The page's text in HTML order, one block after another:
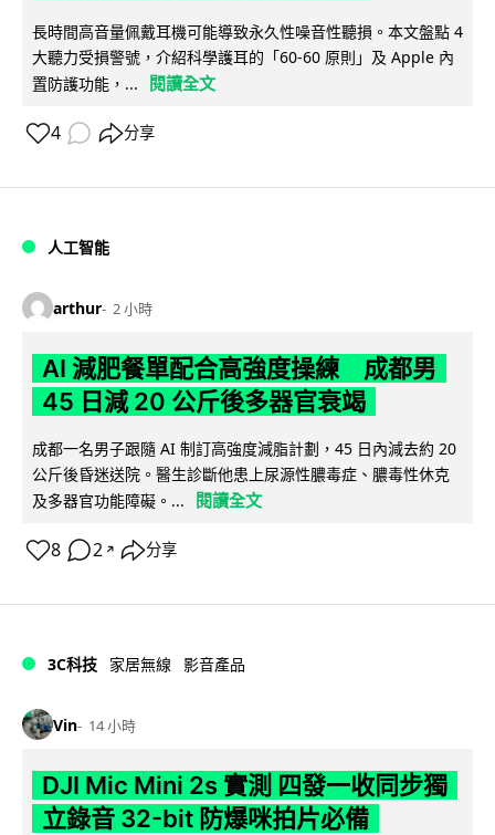
長時間高音量佩戴耳機可能導致永久性噪音性聽損。本文盤點 4
大聽力受損警號，介紹科學護耳的「60-60 原則」及 Apple 內
置防護功能，...
閱讀全文
4 分享
人工智能
arthur 2 小時
AI 減肥餐單配合高強度操練 成都男
45 日減 20 公斤後多器官衰竭
成都一名男子跟隨 AI 制訂高強度減脂計劃，45 日內減去約 20
公斤後昏迷送院。醫生診斷他患上尿源性膿毒症、膿毒性休克
及多器官功能障礙。...
閱讀全文
8 2 ↗ 分享
3C科技 家居無線 影音產品
Vin 14 小時
DJI Mic Mini 2s 實測 四發一收同步獨
立錄音 32-bit 防爆咪拍片必備